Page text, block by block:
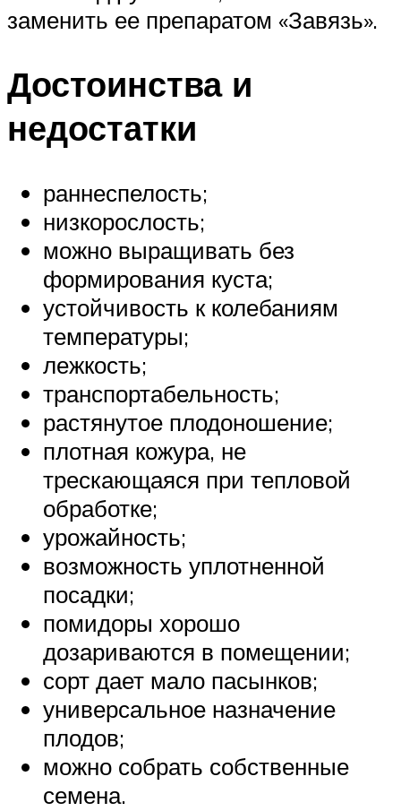
заменить ее препаратом «Завязь».
Достоинства и
недостатки
раннеспелость;
низкорослость;
можно выращивать без
формирования куста;
устойчивость к колебаниям
температуры;
лежкость;
транспортабельность;
растянутое плодоношение;
плотная кожура, не
трескающаяся при тепловой
обработке;
урожайность;
возможность уплотненной
посадки;
помидоры хорошо
дозариваются в помещении;
сорт дает мало пасынков;
универсальное назначение
плодов;
можно собрать собственные
семена.